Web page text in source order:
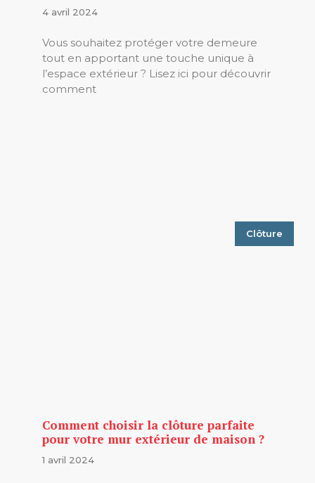
4 avril 2024
Vous souhaitez protéger votre demeure
tout en apportant une touche unique à
l’espace extérieur ? Lisez ici pour découvrir
comment
Clôture
Comment choisir la clôture parfaite
pour votre mur extérieur de maison ?
1 avril 2024